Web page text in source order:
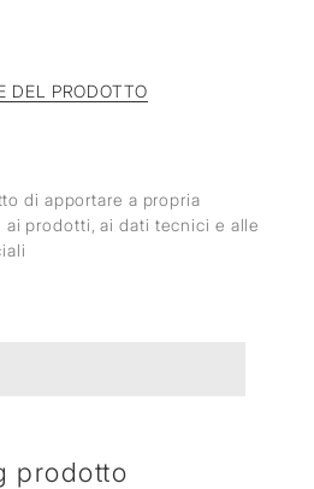
DEL PRODOTTO
di apportare a propria
prodotti, ai dati tecnici e alle
prodotto